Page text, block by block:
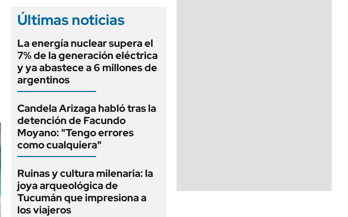
Últimas noticias
La energía nuclear supera el
7% de la generación eléctrica
y ya abastece a 6 millones de
argentinos
Candela Arizaga habló tras la
detención de Facundo
Moyano: "Tengo errores
como cualquiera"
Ruinas y cultura milenaria: la
joya arqueológica de
Tucumán que impresiona a
los viajeros